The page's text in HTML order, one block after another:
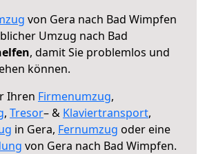
von Gera nach Bad Wimpfen
Umzug nach Bad
, damit Sie problemlos und
können.
Ihren Firmenumzug,
, Tresor– & Klaviertransport,
in Gera, Fernumzug oder eine
von Gera nach Bad Wimpfen.